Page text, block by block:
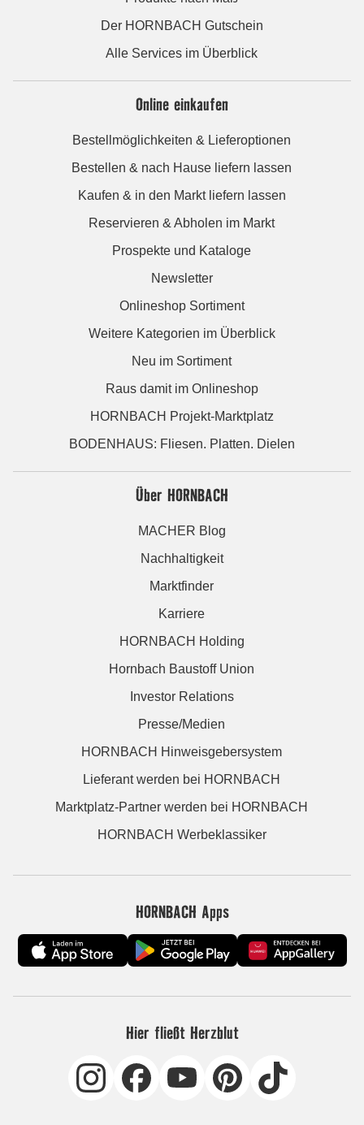
Der HORNBACH Gutschein
Alle Services im Überblick
Online einkaufen
Bestellmöglichkeiten & Lieferoptionen
Bestellen & nach Hause liefern lassen
Kaufen & in den Markt liefern lassen
Reservieren & Abholen im Markt
Prospekte und Kataloge
Newsletter
Onlineshop Sortiment
Weitere Kategorien im Überblick
Neu im Sortiment
Raus damit im Onlineshop
HORNBACH Projekt-Marktplatz
BODENHAUS: Fliesen. Platten. Dielen
Über HORNBACH
MACHER Blog
Nachhaltigkeit
Marktfinder
Karriere
HORNBACH Holding
Hornbach Baustoff Union
Investor Relations
Presse/Medien
HORNBACH Hinweisgebersystem
Lieferant werden bei HORNBACH
Marktplatz-Partner werden bei HORNBACH
HORNBACH Werbeklassiker
HORNBACH Apps
Hier fließt Herzblut